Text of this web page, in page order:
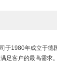
于1980年成立于
足客户的最高需